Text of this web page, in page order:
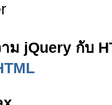
ม jQuery กับ